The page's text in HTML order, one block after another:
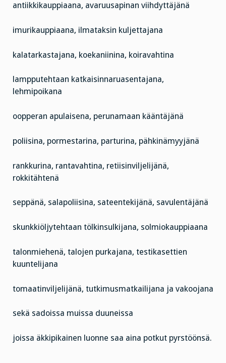
antiikkikauppiaana, avaruusapinan viihdyttäjänä
imurikauppiaana, ilmataksin kuljettajana
kalatarkastajana, koekaniinina, koiravahtina
lampputehtaan katkaisinnaruasentajana,
lehmipoikana
oopperan apulaisena, perunamaan kääntäjänä
poliisina, pormestarina, parturina, pähkinämyyjänä
rankkurina, rantavahtina, retiisinviljelijänä,
rokkitähtenä
seppänä, salapoliisina, sateentekijänä, savulentäjänä
skunkkiöljytehtaan tölkinsulkijana, solmiokauppiaana
talonmiehenä, talojen purkajana, testikasettien
kuuntelijana
tomaatinviljelijänä, tutkimusmatkailijana ja vakoojana
sekä sadoissa muissa duuneissa
joissa äkkipikainen luonne saa aina potkut pyrstöönsä.